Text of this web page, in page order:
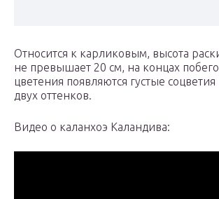
Относится к карликовым, высота
не превышает 20 см, на концах
цветения появляются густые соцветия
двух оттенков.
Видео о каланхоэ Каландива: